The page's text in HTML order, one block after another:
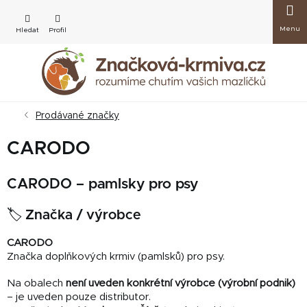
obsah
košík
Prodávané značky
CARODO
CARODO – pamlsky pro psy
🏷️ Značka / výrobce
CARODO
Značka doplňkových krmiv (pamlsků) pro psy.
Na obalech není uveden konkrétní výrobce (výrobní podnik)
– je uveden pouze distributor.